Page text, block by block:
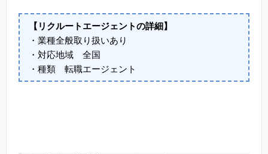
【リクルートエージェントの詳細】
・業種全般取り扱いあり
・対応地域 全国
・種類 転職エージェント